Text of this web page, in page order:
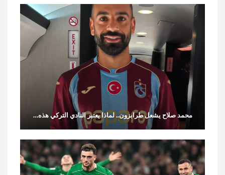
محمد صلاح يشعل طرابزون.. لماذا يعتبر النادي التركي هذه…